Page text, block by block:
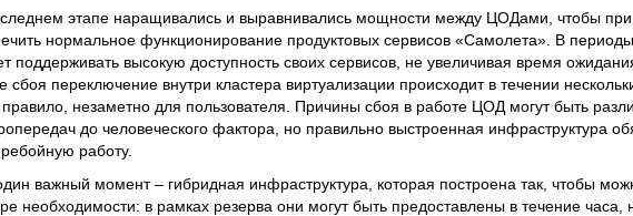
этапе наращивались и выравнивались мощности между ЦОДами, чтобы при
нормальное функционирование продуктовых сервисов «Самолета». В
поддерживать высокую доступность своих сервисов, не увеличивая время
сбоя переключение внутри кластера виртуализации происходит в течении
правило, незаметно для пользователя. Причины сбоя в работе ЦОД могут быть
до человеческого фактора, но правильно выстроенная инфраструктура
работу.
важный момент – гибридная инфраструктура, которая построена так, чтобы
необходимости: в рамках резерва они могут быть предоставлены в течение